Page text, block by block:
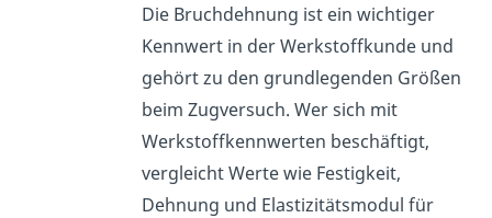
Die Bruchdehnung ist ein wichtiger
Kennwert in der Werkstoffkunde und
gehört zu den grundlegenden Größen
beim Zugversuch. Wer sich mit
Werkstoffkennwerten beschäftigt,
vergleicht Werte wie Festigkeit,
Dehnung und Elastizitätsmodul für